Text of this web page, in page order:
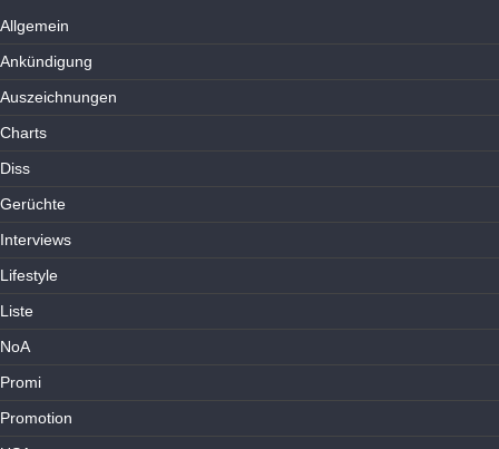
Allgemein
Ankündigung
Auszeichnungen
Charts
Diss
Gerüchte
Interviews
Lifestyle
Liste
NoA
Promi
Promotion